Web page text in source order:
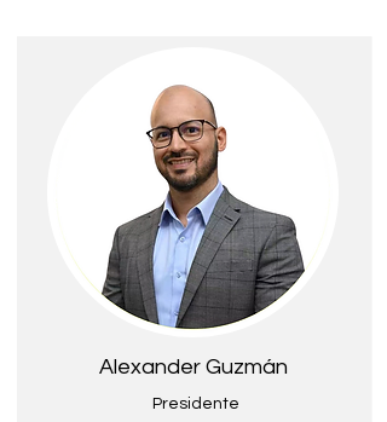
Alexander Guzmán
Presidente